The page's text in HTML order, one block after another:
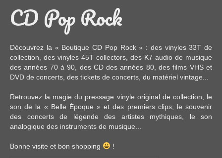
CD Pop Rock
Découvrez la « Boutique CD Pop Rock » : des vinyles 33T de
collection, des vinyles 45T collectors, des K7 audio de musique
des années 70 à 90, des CDdes années 80, desfilms VHS et
DVD de concerts, des tickets de concerts , du matériel vintage
Retrouvez la magie du pressage vinyle original de collection, le
son de la « Belle Époque » et des premiers clips, le souvenir
des concerts de légende des artistes mythiques, le son
analogique des instruments de musique...
Bonne visite et bon shopping !